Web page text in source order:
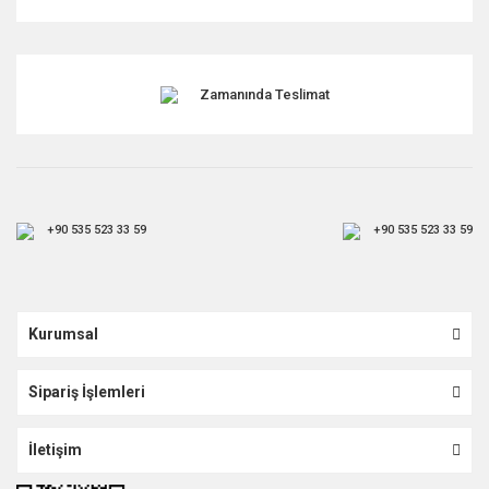
Zamanında Teslimat
+90 535 523 33 59 +90 535 523 33 59
Kurumsal
Sipariş İşlemleri
İletişim